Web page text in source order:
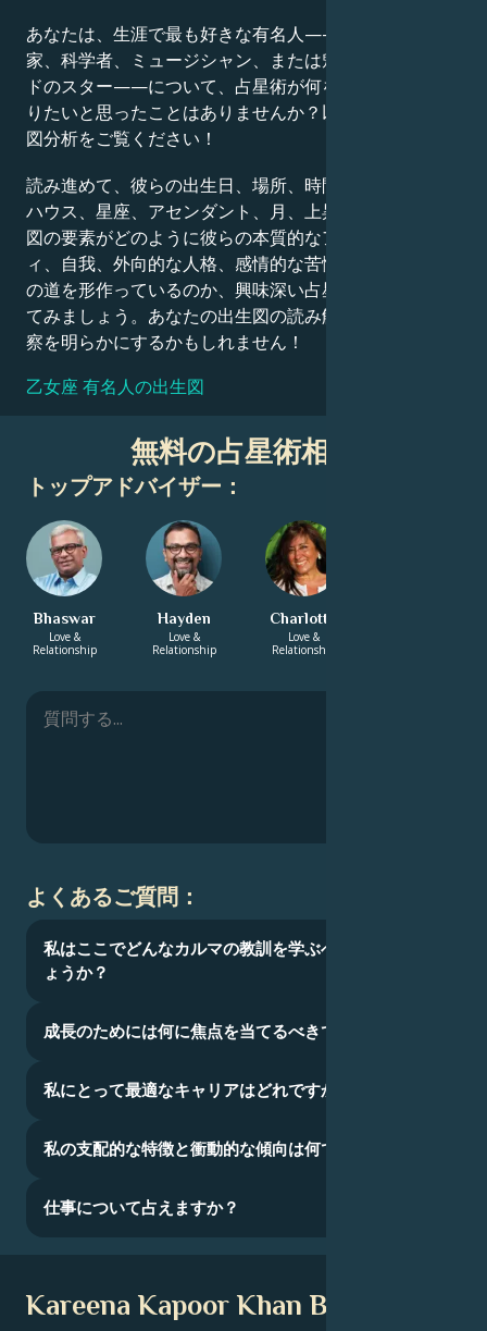
あなたは、生涯で最も好きな有名人——政治家、発明
家、科学者、ミュージシャン、または魅力的なハリウッ
ドのスター——について、占星術が何を語っているか知
りたいと思ったことはありませんか？以下の詳細な出生
図分析をご覧ください！
読み進めて、彼らの出生日、場所、時間、惑星の位置、
ハウス、星座、アセンダント、月、上昇星座など、出生
図の要素がどのように彼らの本質的なアイデンティテ
ィ、自我、外向的な人格、感情的な苦悩、そして成功へ
の道を形作っているのか、興味深い占星術的解釈を探っ
てみましょう。あなたの出生図の読み解きも、同様の洞
察を明らかにするかもしれません！
乙女座 有名人の出生図
無料の占星術相談
トップアドバイザー：
Bhaswar
Love &
Relationship
Hayden
Love &
Relationship
Charlotte
Love &
Relationship
よくあるご質問：
私はここでどんなカルマの教訓を学ぶべきなのでし
ょうか？
成長のためには何に焦点を当てるべきでしょうか？
私にとって最適なキャリアはどれですか？
私の支配的な特徴と衝動的な傾向は何ですか？
仕事について占えますか？
Kareena Kapoor Khan Bio